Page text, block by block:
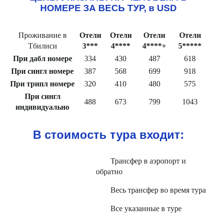
НОМЕРЕ ЗА ВЕСЬ ТУР, в USD
Проживание в
Тбилиси
Отели
3***
Отели
4****
Отели
4****+
Отели
5*****
При дабл номере
334 430 487
618
При сингл номере
387 568 699
918
При трипл номере
320 410 480
575
При сингл
индивидуально
488 673 799 1043
В стоимость тура входит:
Трансфер в аэропорт и
обратно
Весь трансфер во время тура
Все указанные в туре